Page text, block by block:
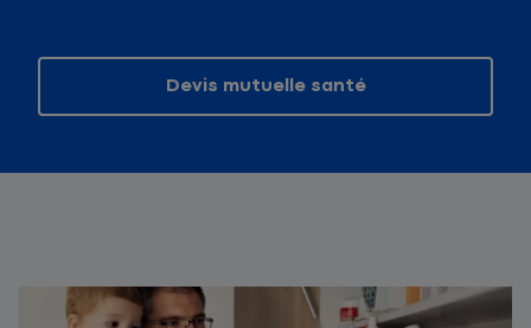
Devis mutuelle santé